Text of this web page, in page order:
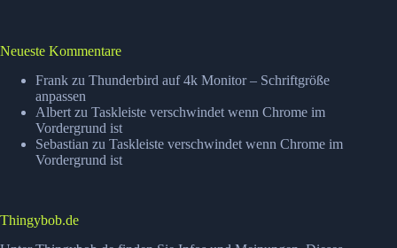
Neueste Kommentare
Frank zu Thunderbird auf 4k Monitor – Schriftgröße
anpassen
Albert zu Taskleiste verschwindet wenn Chrome im
Vordergrund ist
Sebastian zu Taskleiste verschwindet wenn Chrome im
Vordergrund ist
Thingybob.de